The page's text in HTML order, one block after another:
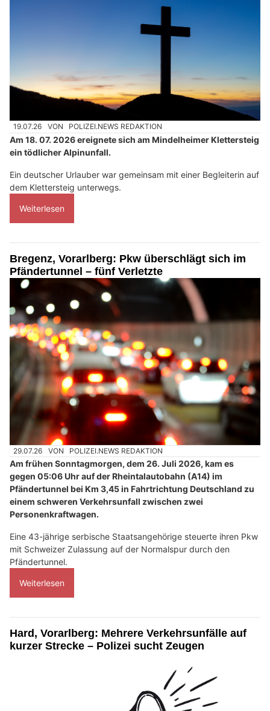
19.07.26 VON POLIZEI.NEWS REDAKTION
Am 18. 07. 2026 ereignete sich am Mindelheimer Klettersteig
ein tödlicher Alpinunfall.
Ein deutscher Urlauber war gemeinsam mit einer Begleiterin auf
dem Klettersteig unterwegs.
Weiterlesen
Bregenz, Vorarlberg: Pkw überschlägt sich im
Pfändertunnel – fünf Verletzte
29.07.26 VON POLIZEI.NEWS REDAKTION
Am frühen Sonntagmorgen, dem 26. Juli 2026, kam es
gegen 05:06 Uhr auf der Rheintalautobahn (A14) im
Pfändertunnel bei Km 3,45 in Fahrtrichtung Deutschland zu
einem schweren Verkehrsunfall zwischen zwei
Personenkraftwagen.
Eine 43-jährige serbische Staatsangehörige steuerte ihren Pkw
mit Schweizer Zulassung auf der Normalspur durch den
Pfändertunnel.
Weiterlesen
Hard, Vorarlberg: Mehrere Verkehrsunfälle auf
kurzer Strecke – Polizei sucht Zeugen